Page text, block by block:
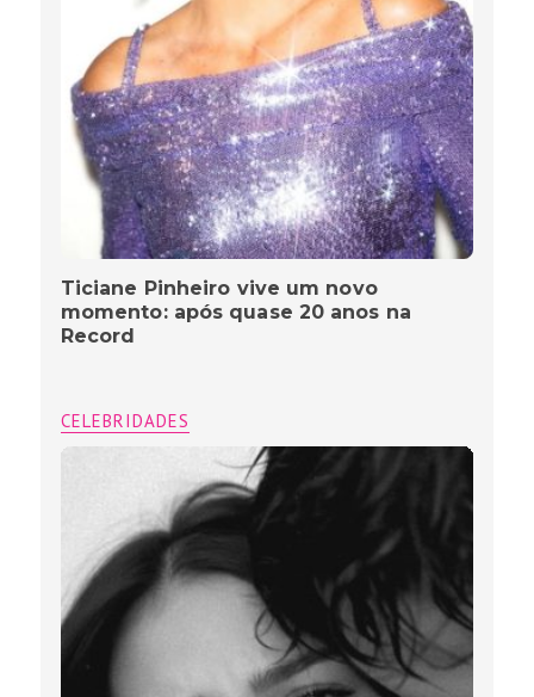
Ticiane Pinheiro vive um novo
momento: após quase 20 anos na
Record
CELEBRIDADES